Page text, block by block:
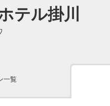
テル掛川
一覧